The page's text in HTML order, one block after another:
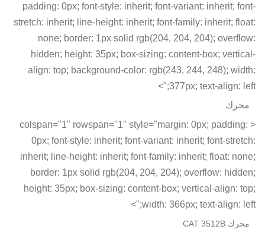
padding: 0px; font-style: inherit; font-variant: inherit; font-
stretch: inherit; line-height: inherit; font-family: inherit; float:
none; border: 1px solid rgb(204, 204, 204); overflow:
hidden; height: 35px; box-sizing: content-box; vertical-
align: top; background-color: rgb(243, 244, 248); width:
377px; text-align: left;">
محرك
< colspan="1" rowspan="1" style="margin: 0px; padding:
0px; font-style: inherit; font-variant: inherit; font-stretch:
inherit; line-height: inherit; font-family: inherit; float: none;
border: 1px solid rgb(204, 204, 204); overflow: hidden;
height: 35px; box-sizing: content-box; vertical-align: top;
width: 366px; text-align: left;">
محرك CAT 3512B